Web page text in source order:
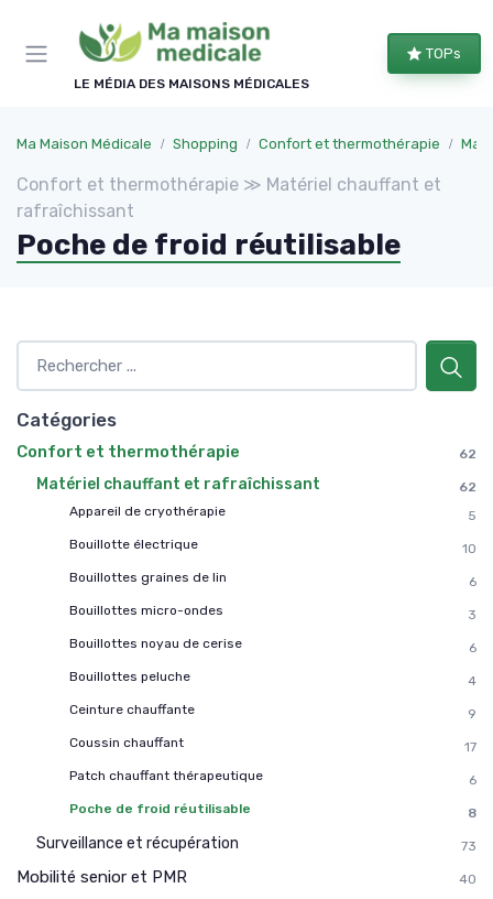
LE MÉDIA DES MAISONS MÉDICALES
TOPs
Ma Maison Médicale Shopping Confort et thermothérapie
Confort et thermothérapie ≫ Matériel chauffant et
rafraîchissant
Poche de froid réutilisable
Catégories
Confort et thermothérapie 62
Matériel chauffant et rafraîchissant
62
Appareil de cryothérapie
5
Bouillotte électrique
10
Bouillottes graines de lin
6
Bouillottes micro-ondes
3
Bouillottes noyau de cerise
6
Bouillottes peluche
4
Ceinture chauffante
9
Coussin chauffant
17
Patch chauffant thérapeutique
6
Poche de froid réutilisable
8
Surveillance et récupération 73
Mobilité senior et PMR 40